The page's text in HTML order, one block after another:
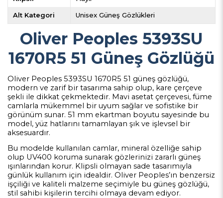
Alt Kategori Unisex Güneş Gözlükleri
Oliver Peoples 5393SU
1670R5 51 Güneş Gözlüğü
Oliver Peoples 5393SU 1670R5 51 güneş gözlüğü,
modern ve zarif bir tasarıma sahip olup, kare çerçeve
şekli ile dikkat çekmektedir. Mavi asetat çerçevesi, füme
camlarla mükemmel bir uyum sağlar ve sofistike bir
görünüm sunar. 51 mm ekartman boyutu sayesinde bu
model, yüz hatlarını tamamlayan şık ve işlevsel bir
aksesuardır.
Bu modelde kullanılan camlar, mineral özelliğe sahip
olup UV400 koruma sunarak gözlerinizi zararlı güneş
ışınlarından korur. Klipsli olmayan sade tasarımıyla
günlük kullanım için idealdir. Oliver Peoples’ın benzersiz
işçiliği ve kaliteli malzeme seçimiyle bu güneş gözlüğü,
stil sahibi kişilerin tercihi olmaya devam ediyor.